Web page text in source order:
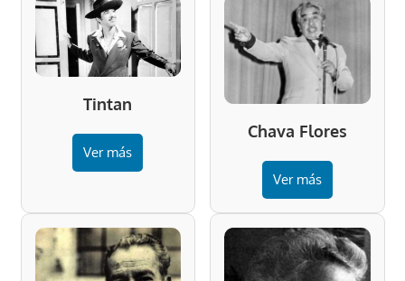
Tintan
Ver más
Chava Flores
Ver más